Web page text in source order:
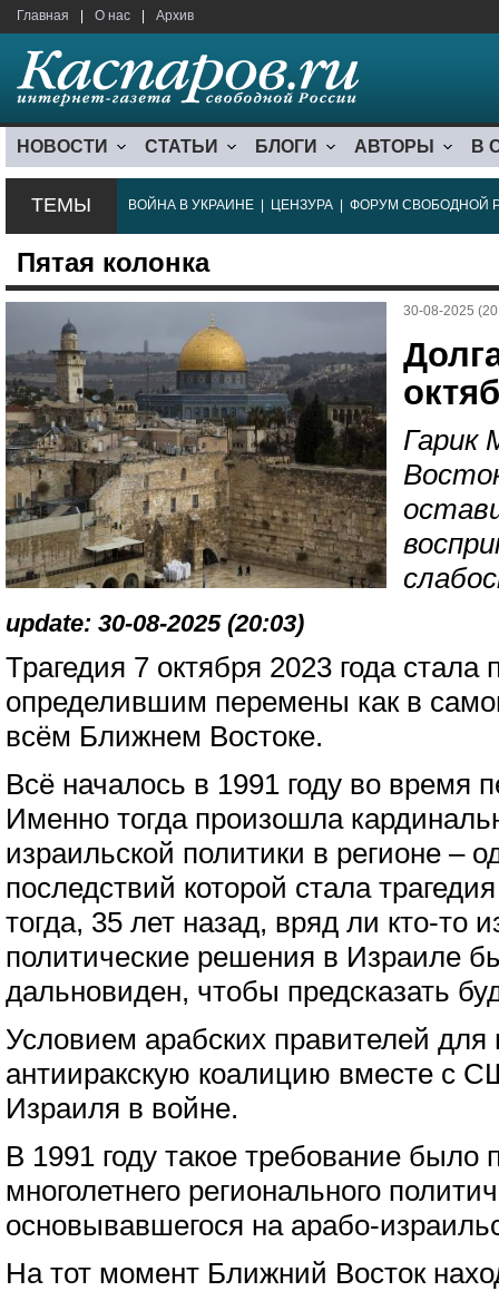
Главная О нас Архив
НОВОСТИ СТАТЬИ БЛОГИ АВТОРЫ В
ТЕМЫ ВОЙНА В УКРАИНЕ ЦЕНЗУРА ФОРУМ СВОБОДНОЙ
Пятая колонка
30-08-2025
Гарик
update: 30-08-2025 (20:03)
Трагедия 7 октября 2023 года
определившим перемены как в
всём Ближнем Востоке.
Всё началось в 1991 году во время
Именно тогда произошла
израильской политики в регионе –
последствий которой стала
тогда, 35 лет назад, вряд ли кто-то
политические решения в Израиле
дальновиден, чтобы предсказать
Условием арабских правителей для
антииракскую коалицию вместе с
Израиля в войне.
В 1991 году такое требование было
многолетнего регионального
основывавшегося на арабо-
На тот момент Ближний Восток